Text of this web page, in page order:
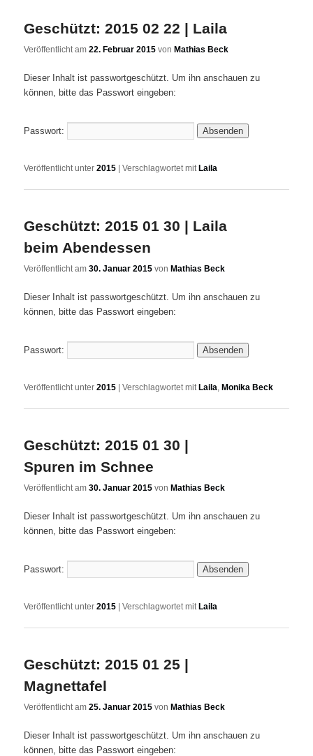
Geschützt: 2015 02 22 | Laila
Veröffentlicht am22. Februar 2015 von Mathias Beck
Dieser Inhalt ist passwortgeschützt. Um ihn anschauen zu
können, bitte das Passwort eingeben:
Passwort:
Veröffentlicht unter 2015 |Verschlagwortet mit Laila
Geschützt: 2015 01 30 | Laila
beim Abendessen
Veröffentlicht am30. Januar 2015 von Mathias Beck
Dieser Inhalt ist passwortgeschützt. Um ihn anschauen zu
können, bitte das Passwort eingeben:
Passwort:
Veröffentlicht unter 2015 |Verschlagwortet mit Laila ,Monika Beck
Geschützt: 2015 01 30 |
Spuren im Schnee
Veröffentlicht am30. Januar 2015 von Mathias Beck
Dieser Inhalt ist passwortgeschützt. Um ihn anschauen zu
können, bitte das Passwort eingeben:
Passwort:
Veröffentlicht unter 2015 |Verschlagwortet mit Laila
Geschützt: 2015 01 25 |
Magnettafel
Veröffentlicht am25. Januar 2015 von Mathias Beck
Dieser Inhalt ist passwortgeschützt. Um ihn anschauen zu
können, bitte das Passwort eingeben: